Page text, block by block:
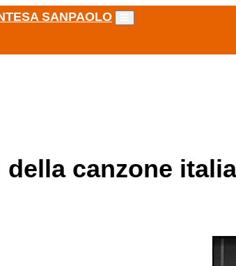
SANPAOLO
della canzone